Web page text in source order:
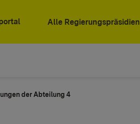
Alle Regierungspräsidien
der Abteilung 4